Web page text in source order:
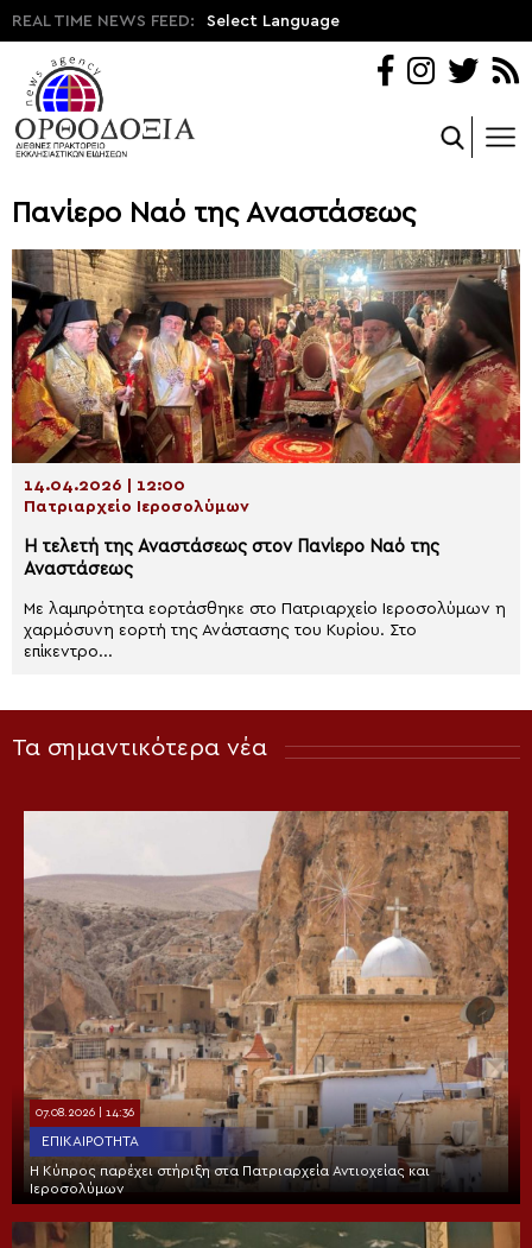
REAL TIME NEWS FEED: Select Language
Πανίερο Ναό της Αναστάσεως
14.04.2026 | 12:00
Πατριαρχείο Ιεροσολύμων
Η τελετή της Αναστάσεως στον Πανίερο Ναό της
Αναστάσεως
Με λαμπρότητα εορτάσθηκε στο Πατριαρχείο Ιεροσολύμων η
χαρμόσυνη εορτή της Ανάστασης του Κυρίου. Στο
επίκεντρο...
Τα σημαντικότερα νέα
07.08.2026 | 14:36
ΕΠΙΚΑΙΡΌΤΗΤΑ
Η Κύπρος παρέχει στήριξη στα Πατριαρχεία Αντιοχείας και
Ιεροσολύμων